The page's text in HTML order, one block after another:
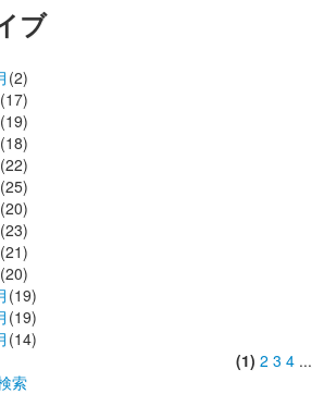
ブ
(2)
(17)
(19)
(18)
(22)
(25)
(20)
(23)
(21)
(20)
(19)
(19)
(14)
(1) 2 3 4
索